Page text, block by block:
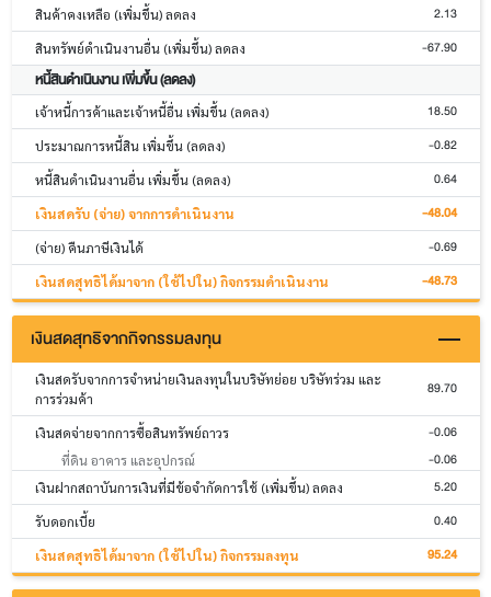
สินค้าคงเหลือ (เพิ่มขึ้น) ลดลง 2.13
สินทรัพย์ดำเนินงานอื่น (เพิ่มขึ้น) ลดลง -67.90
หนี้สินดำเนินงาน เพิ่มขึ้น (ลดลง)
เจ้าหนี้การค้าและเจ้าหนี้อื่น เพิ่มขึ้น (ลดลง) 18.50
ประมาณการหนี้สิน เพิ่มขึ้น (ลดลง) -0.82
หนี้สินดำเนินงานอื่น เพิ่มขึ้น (ลดลง) 0.64
เงินสดรับ (จ่าย) จากการดำเนินงาน -48.04
(จ่าย) คืนภาษีเงินได้ -0.69
เงินสดสุทธิได้มาจาก (ใช้ไปใน) กิจกรรมดำเนินงาน -48.73
เงินสดสุทธิจากกิจกรรมลงทุน
เงินสดรับจากการจำหน่ายเงินลงทุนในบริษัทย่อย บริษัทร่วม และ
การร่วมค้า
89.70
เงินสดจ่ายจากการซื้อสินทรัพย์ถาวร -0.06
ที่ดิน อาคาร และอุปกรณ์ -0.06
เงินฝากสถาบันการเงินที่มีข้อจำกัดการใช้ (เพิ่มขึ้น) ลดลง 5.20
รับดอกเบี้ย 0.40
เงินสดสุทธิได้มาจาก (ใช้ไปใน) กิจกรรมลงทุน 95.24